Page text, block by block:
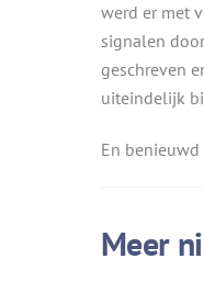
werd er met
signalen
geschreven
uiteindelijk
En